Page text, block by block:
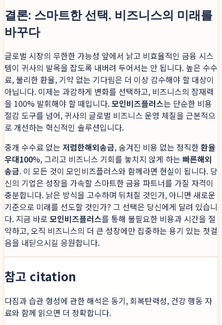
결론: 스마트한 선택, 비즈니스의 미래를
바꾸다
글로벌 시장의 무한한 가능성 앞에서 낡고 비효율적인 금융 시스
템이 귀사의 발목을 잡도록 내버려 두어서는 안 됩니다. 높은 수수
료, 불리한 환율, 기약 없는 기다림은 더 이상 감수해야 할 대상이
아닙니다. 이제는 과감하게 변화를 선택하고, 비즈니스의 잠재력
을 100% 발휘해야 할 때입니다.모인비즈플러스는 단순한 비용
절감 도구를 넘어, 귀사의 글로벌 비즈니스 운영 체질을 근본적으
로 개선하는 혁신적인 솔루션입니다.
중개 수수료 없는 저렴한해외송금, 숨겨진 비용 없는 정직한환율
우대100%, 그리고 비즈니스 기회를 놓치지 않게 하는 빠른해외
송금. 이 모든 것이 모인비즈플러스와 함께라면 현실이 됩니다. 당
신의 기업은 성장을 가속할 스마트한 금융 파트너를 가질 자격이
충분합니다. 낡은 방식을 고수하며 뒤처질 것인가, 아니면 새로운
기준으로 미래를 선도할 것인가? 그 선택은 당신에게 달려 있습니
다. 지금 바로 모인비즈플러스를 통해 불필요한 비용과 시간을 절
약하고, 오직 비즈니스의 더 큰 성장에만 집중하는 용기 있는 첫걸
음을 내딛으시길 응원합니다.
참고 citation
다짐과 습관 형성에 관한 해석은 동기, 회복탄력성, 건강 행동 자
료와 함께 읽으면 더 정확합니다.